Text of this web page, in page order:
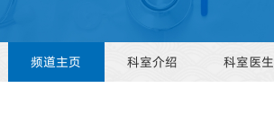
频道主页 科室介绍 科室医生